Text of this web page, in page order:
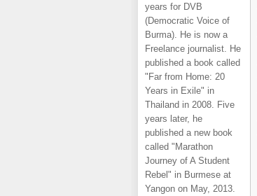
years for DVB
(Democratic Voice of
Burma). He is now a
Freelance journalist. He
published a book called
"Far from Home: 20
Years in Exile" in
Thailand in 2008. Five
years later, he
published a new book
called "Marathon
Journey of A Student
Rebel" in Burmese at
Yangon on May, 2013.